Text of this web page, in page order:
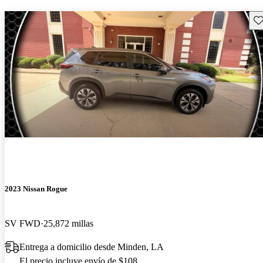
2023 Nissan Rogue
SV FWD 25,872 millas
Entrega a domicilio desde Minden, LA